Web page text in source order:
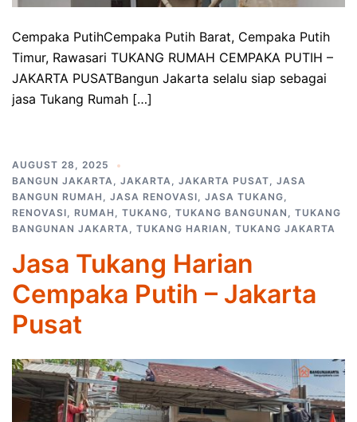
Cempaka PutihCempaka Putih Barat, Cempaka Putih
Timur, Rawasari TUKANG RUMAH CEMPAKA PUTIH –
JAKARTA PUSATBangun Jakarta selalu siap sebagai
jasa Tukang Rumah […]
AUGUST 28, 2025
BANGUN JAKARTA, JAKARTA, JAKARTA PUSAT, JASA
BANGUN RUMAH , JASA RENOVASI, JASA TUKANG,
RENOVASI, RUMAH , TUKANG, TUKANG BANGUNAN , TUKANG
BANGUNAN JAKARTA, TUKANG HARIAN , TUKANG JAKARTA
Jasa Tukang Harian
Cempaka Putih – Jakarta
Pusat